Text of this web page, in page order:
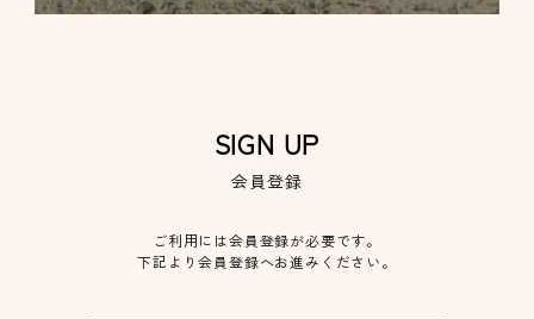
SIGN UP
会員登録
ご利用には会員登録が必要です。
下記より会員登録へお進みください。